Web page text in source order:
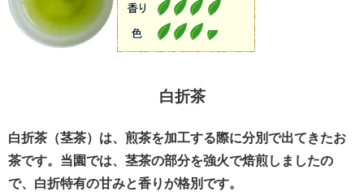
白折茶
白折茶（茎茶）は、煎茶を加工する際に分別で出てきたお
茶です。当園では、茎茶の部分を強火で焙煎しましたの
で、白折特有の甘みと香りが格別です。